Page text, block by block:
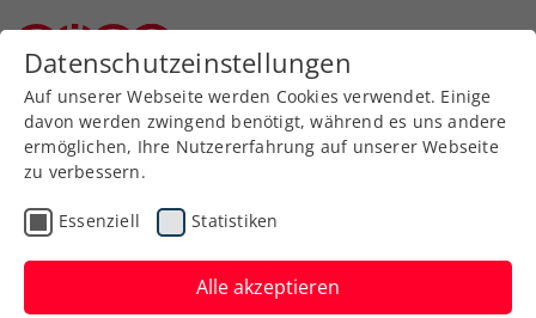
Zurück zur Newsübersicht
Turniere
Svitolina serviert beim
Upper Austria Ladies Linz
Datenschutzeinstellungen
Auf unserer Webseite werden Cookies verwendet. Einige
davon werden zwingend benötigt, während es uns andere
ermöglichen, Ihre Nutzererfahrung auf unserer Webseite
zu verbessern.
Essenziell Statistiken
Alle akzeptieren